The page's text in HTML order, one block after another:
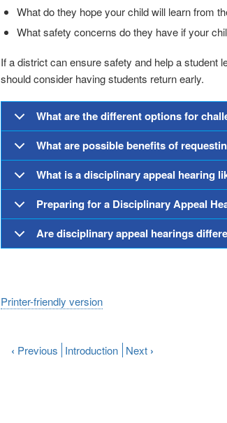
What do they hope your child will learn from
What safety concerns do they have if your
If a district can ensure safety and help a student
should consider having students return early.
What are the different options for
What are possible benefits of
What is a disciplinary appeal hearing
Preparing for a Disciplinary Appeal
Are disciplinary appeal hearings
Printer-friendly version
‹ Previous Introduction Next ›